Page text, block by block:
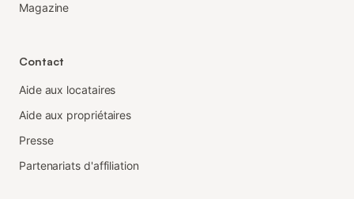
Magazine
Contact
Aide aux locataires
Aide aux propriétaires
Presse
Partenariats d'affiliation